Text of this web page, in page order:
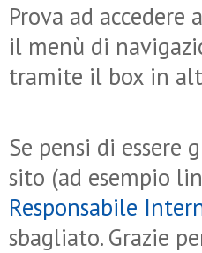
Prova ad
il menù di
tramite il box in
Se pensi di essere
sito (ad esempio
Responsabile
sbagliato. Grazie